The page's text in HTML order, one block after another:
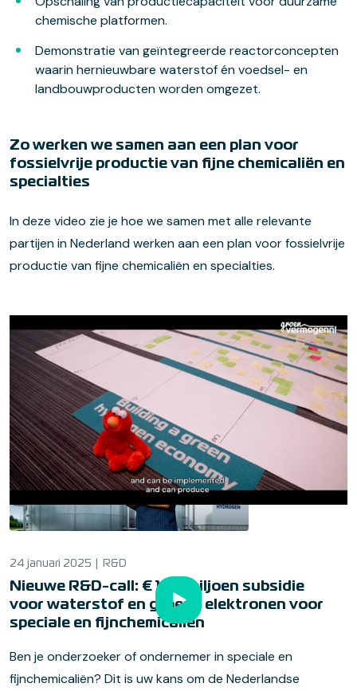
chemische platformen.
Demonstratie van geïntegreerde reactorconcepten
waarin hernieuwbare waterstof én voedsel- en
landbouwproducten worden omgezet.
Zo werken we samen aan een plan voor
fossielvrije productie van fijne chemicaliën en
specialties
In deze video zie je hoe we samen met alle relevante
partijen in Nederland werken aan een plan voor fossielvrije
productie van fijne chemicaliën en specialties.
Gerelateerd nieuws
24 januari 2025 R&D
Nieuwe R&D-call: € 19,3 miljoen subsidie
voor waterstof en groene elektronen voor
speciale en fijnchemicaliën
Ben je onderzoeker of ondernemer in speciale en
fijnchemicaliën? Dit is uw kans om de Nederlandse